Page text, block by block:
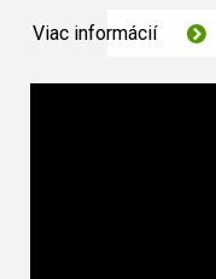
Viac informácií